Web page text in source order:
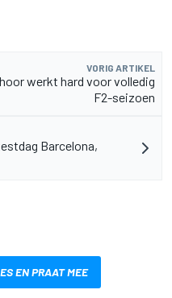
VORIG ARTIKEL
werkt hard voor volledig
F2-seizoen
Barcelona,
EN PRAAT MEE